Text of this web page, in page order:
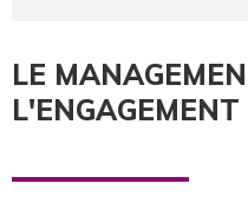
LE
L'ENGAGEMENT